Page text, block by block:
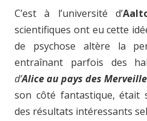
C’est à l’université d’
scientifiques ont eu cette
de psychose altère la
entraînant parfois des
d’Alice au pays des
son côté fantastique, était
des résultats intéressants